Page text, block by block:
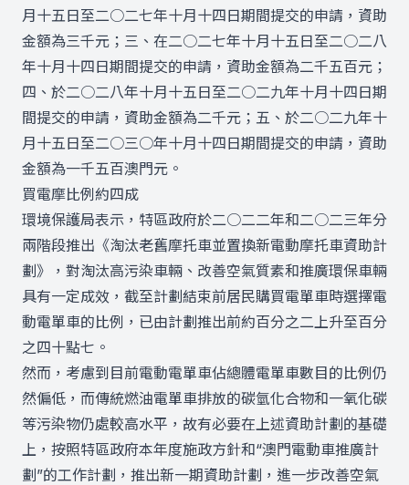
月十五日至二○二七年十月十四日期間提交的申請，資助
金額為三千元；三、在二○二七年十月十五日至二○二八
年十月十四日期間提交的申請，資助金額為二千五百元；
四、於二○二八年十月十五日至二○二九年十月十四日期
間提交的申請，資助金額為二千元；五、於二○二九年十
月十五日至二○三○年十月十四日期間提交的申請，資助
金額為一千五百澳門元。
買電摩比例約四成
環境保護局表示，特區政府於二○二二年和二○二三年分
兩階段推出《淘汰老舊摩托車並置換新電動摩托車資助計
劃》，對淘汰高污染車輛、改善空氣質素和推廣環保車輛
具有一定成效，截至計劃結束前居民購買電單車時選擇電
動電單車的比例，已由計劃推出前約百分之二上升至百分
之四十點七。
然而，考慮到目前電動電單車佔總體電單車數目的比例仍
然偏低，而傳統燃油電單車排放的碳氫化合物和一氧化碳
等污染物仍處較高水平，故有必要在上述資助計劃的基礎
上，按照特區政府本年度施政方針和“澳門電動車推廣計
劃”的工作計劃，推出新一期資助計劃，進一步改善空氣